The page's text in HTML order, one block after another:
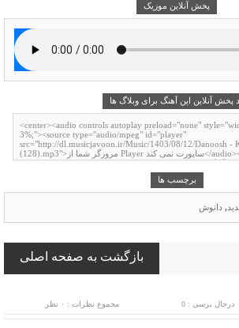
پخش آنلاین موزیک
پخش آنلاین این آهنگ برای وبلاگ ها
برچسب ها
, دانوش
بازگشت به صفحه اصلی
درحال برسی : 0 مجموع نظرات : ۰ نظر